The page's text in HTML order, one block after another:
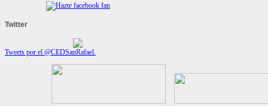
Twitter
Tweets por el @CEDSanRafael.